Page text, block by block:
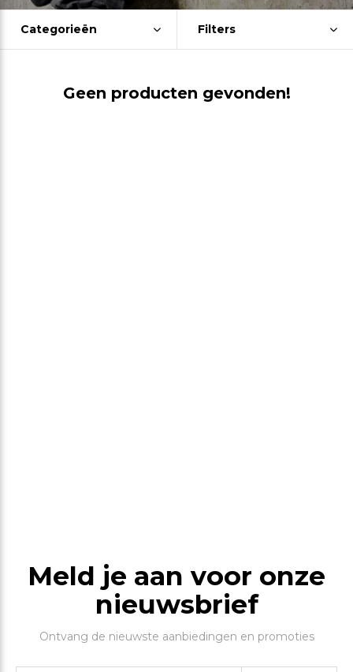
Categorieën Filters
Geen producten gevonden!
Meld je aan voor onze
nieuwsbrief
Ontvang de nieuwste aanbiedingen en promoties